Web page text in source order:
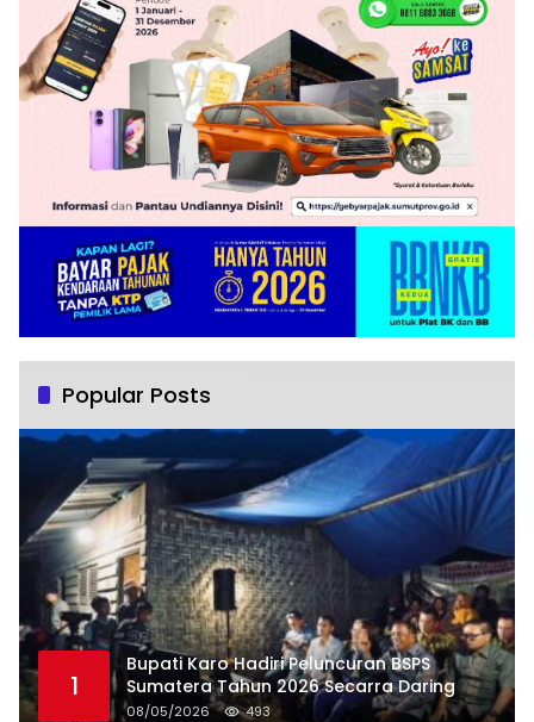
Popular Posts
1
Bupati Karo Hadiri Peluncuran BSPS
Sumatera Tahun 2026 Secarra Daring
08/05/2026 493